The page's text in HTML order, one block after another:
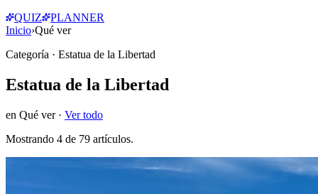
QUIZ
PLANNER
Inicio›Qué ver
Categoría · Estatua de la Libertad
Estatua de la Libertad
en Qué ver· Ver todo
Mostrando 4 de 79 artículos.